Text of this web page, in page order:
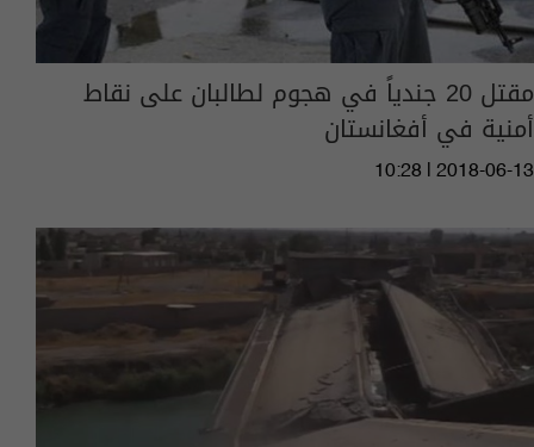
مقتل 20 جندياً في هجوم لطالبان على نقاط
أمنية في أفغانستان
10:28 | 2018-06-13